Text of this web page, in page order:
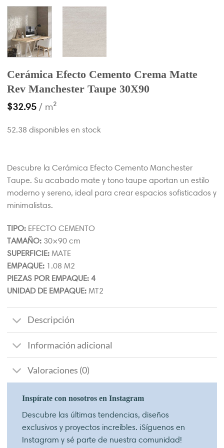
Cerámica Efecto Cemento Crema Matte
Rev Manchester Taupe 30X90
$32.95 / m²
52.38 disponibles en stock
Descubre la Cerámica Efecto Cemento Manchester
Taupe. Su acabado mate y tono taupe aportan un estilo
moderno y sereno, ideal para crear espacios sofisticados y
minimalistas.
TIPO: EFECTO CEMENTO
TAMAÑO: 30×90 cm
SUPERFICIE: MATE
EMPAQUE: 1.08 M2
PIEZAS POR EMPAQUE: 4
UNIDAD DE EMPAQUE: MT2
Descripción
Información adicional
Valoraciones (0)
Inspírate con nosotros en Instagram
Descubre las últimas tendencias, diseños
exclusivos y proyectos increíbles. ¡Síguenos en
Instagram y sé parte de nuestra comunidad!